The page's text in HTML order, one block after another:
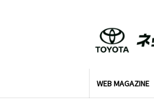
WEB MAGAZINE